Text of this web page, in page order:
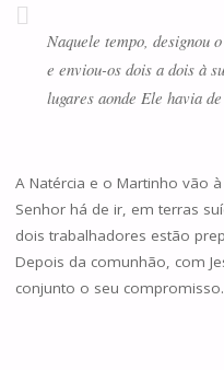
Naquele tempo, designou
e enviou-os dois a dois à
lugares aonde Ele havia
A Natércia e o Martinho vão
Senhor há de ir, em terras
dois trabalhadores estão
Depois da comunhão, com
conjunto o seu compromisso.